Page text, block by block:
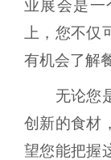
业展会是
上，您不
有机会了解
无论您是
创新的食材
望您能把握